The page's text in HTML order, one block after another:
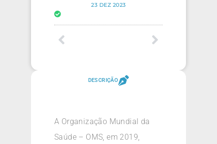
23 DEZ 2023
DESCRIÇÃO
A Organização Mundial da
Saúde – OMS, em 2019,